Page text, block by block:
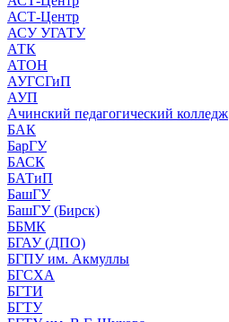
АСТ-Центр
АСУ УГАТУ
АТК
АТОН
АУГСГиП
АУП
Ачинский педагогический колледж
БАК
БарГУ
БАСК
БАТиП
БашГУ
БашГУ (Бирск)
ББМК
БГАУ (ДПО)
БГПУ им. Акмуллы
БГСХА
БГТИ
БГТУ